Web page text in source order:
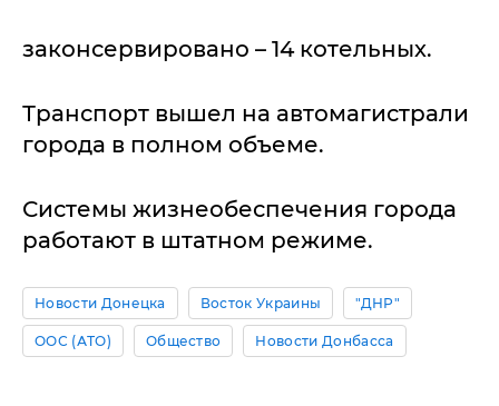
законсервировано – 14 котельных.
Транспорт вышел на автомагистрали
города в полном объеме.
Системы жизнеобеспечения города
работают в штатном режиме.
Новости Донецка Восток Украины "ДНР"
ООС (АТО) Общество Новости Донбасса